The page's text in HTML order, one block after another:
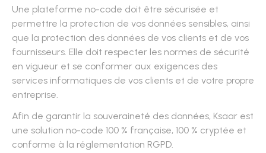
Une plateforme no-code doit être sécurisée et
permettre la protection de vos données sensibles, ainsi
que la protection des données de vos clients et de vos
fournisseurs. Elle doit respecter les normes de sécurité
en vigueur et se conformer aux exigences des
services informatiques de vos clients et de votre propre
entreprise.
Afin de garantir la souveraineté des données, Ksaar est
une solution no-code 100 % française, 100 % cryptée et
conforme à la réglementation RGPD.